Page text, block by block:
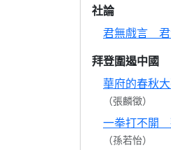
社論
君無戲言 君
拜登圍遏中國
華府的春秋
（張麟徵）
一拳打不開
（孫若怡）